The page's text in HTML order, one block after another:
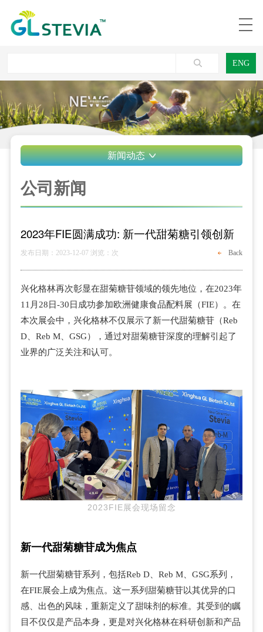
ENG
新闻动态
公司新闻
2023年FIE圆满成功: 新一代甜菊糖引领创新
发布日期：2023-12-07浏览： 次 Back
兴化格林再次彰显在甜菊糖苷领域的领先地位，在2023年
11月28日-30日成功参加欧洲健康食品配料展（FIE）。在
本次展会中，兴化格林不仅展示了新一代甜菊糖苷（Reb
D、Reb M、GSG），通过对甜菊糖苷深度的理解引起了
业界的广泛关注和认可。
2023FIE展会现场留念
新一代甜菊糖苷成为焦点
新一代甜菊糖苷系列，包括Reb D、Reb M、GSG系列，
在FIE展会上成为焦点。这一系列甜菊糖苷以其优异的口
感、出色的风味，重新定义了甜味剂的标准。其受到的瞩
目不仅仅是产品本身，更是对兴化格林在科研创新和产品